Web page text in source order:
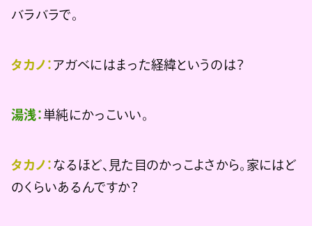
バラバラで。
タカノ： アガベにはまった経緯というのは？
湯浅：単純にかっこいい。
タカノ： なるほど、見た目のかっこよさから。家にはど
のくらいあるんですか？